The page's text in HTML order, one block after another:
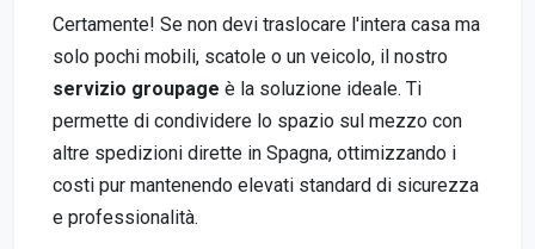
Certamente! Se non devi traslocare l'intera casa ma
solo pochi mobili, scatole o un veicolo, il nostro
servizio groupage è la soluzione ideale. Ti
permette di condividere lo spazio sul mezzo con
altre spedizioni dirette in Spagna, ottimizzando i
costi pur mantenendo elevati standard di sicurezza
e professionalità.